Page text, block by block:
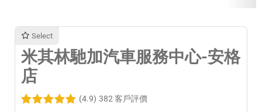
Select
米其林馳加汽車服務中心-安格
店
(4.9) 382 客戶評價